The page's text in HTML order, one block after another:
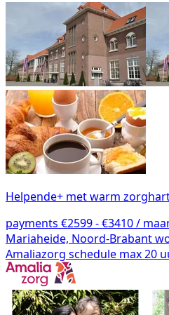
Helpende+ met warm
payments €2599 - €3410 /
Mariaheide, Noord-Brabant
Amaliazorg schedule max 20